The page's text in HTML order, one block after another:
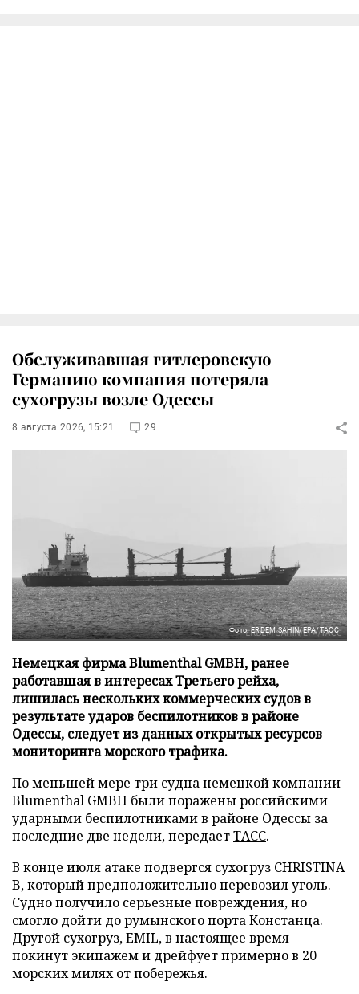
Обслуживавшая гитлеровскую
Германию компания потеряла
сухогрузы возле Одессы
8 августа 2026, 15:21 29
Фото: ERDEM SAHIN/EPA/ТАСС
Немецкая фирма Blumenthal GMBH, ранее
работавшая в интересах Третьего рейха,
лишилась нескольких коммерческих судов в
результате ударов беспилотников в районе
Одессы, следует из данных открытых ресурсов
мониторинга морского трафика.
По меньшей мере три судна немецкой компании
Blumenthal GMBH были поражены российскими
ударными беспилотниками в районе Одессы за
последние две недели, передаетТАСС.
В конце июля атаке подвергся сухогруз CHRISTINA
B, который предположительно перевозил уголь.
Судно получило серьезные повреждения, но
смогло дойти до румынского порта Констанца.
Другой сухогруз, EMIL, в настоящее время
покинут экипажем и дрейфует примерно в 20
морских милях от побережья.